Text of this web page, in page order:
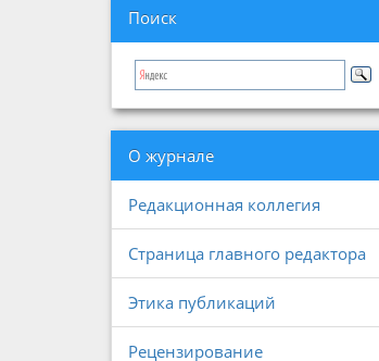
Поиск
О журнале
Редакционная коллегия
Страница главного редактора
Этика публикаций
Рецензирование